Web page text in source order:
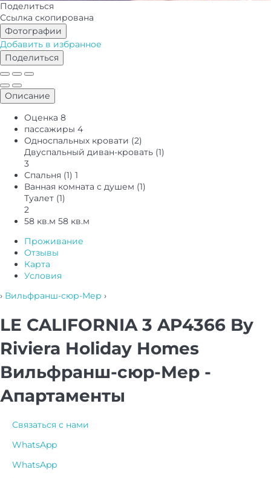
Поделиться
Ссылка скопирована
Фотографии
Добавить в избранное
Поделиться
Описание
Оценка 8
пассажиры 4
Односпальных кровати (2)
Двуспальный диван-кровать (1)
3
Спальня (1) 1
Ванная комната с душем (1)
Туалет (1)
2
58 кв.м 58 кв.м
Проживание
Отзывы
Карта
Условия
› Вильфранш-сюр-Мер ›
LE CALIFORNIA 3 AP4366 By
Riviera Holiday Homes
Вильфранш-сюр-Мер -
Апартаменты
Связаться с нами
WhatsApp
WhatsApp